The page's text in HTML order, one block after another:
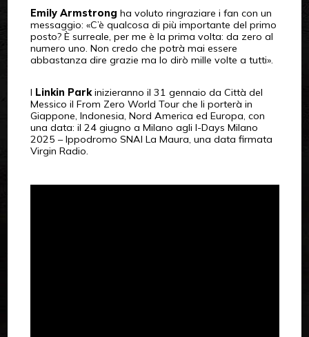
Emily Armstrong ha voluto ringraziare i fan con un
messaggio: «C’è qualcosa di più importante del primo
posto? È surreale, per me è la prima volta: da zero al
numero uno. Non credo che potrà mai essere
abbastanza dire grazie ma lo dirò mille volte a tutti».
I Linkin Parkinizieranno il 31 gennaio da Città del
Messico il From Zero World Tour che li porterà in
Giappone, Indonesia, Nord America ed Europa, con
una data: il 24 giugno a Milano agli I-Days Milano
2025 – Ippodromo SNAI La Maura, una data firmata
Virgin Radio.